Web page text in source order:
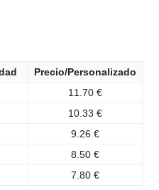
Precio/Personalizado
11.70 €
10.33 €
9.26 €
8.50 €
7.80 €